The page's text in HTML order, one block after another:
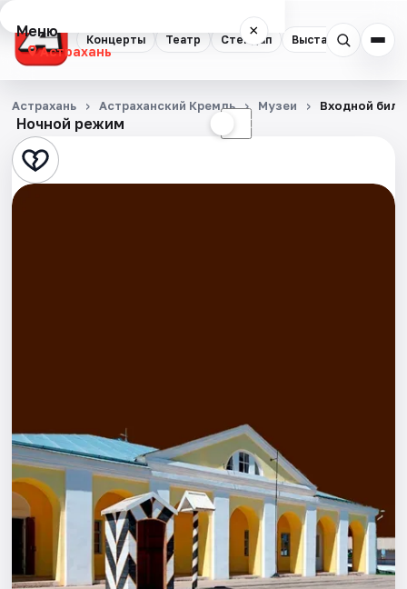
Концерты Театр Стендап Выставки
Меню ×
Астрахань
Концерты
Театр
Стендап
Города
Площадки
Артисты
Рейтинги
Ночной режим ☾
Астрахань Астраханский Кремль Музеи Входной